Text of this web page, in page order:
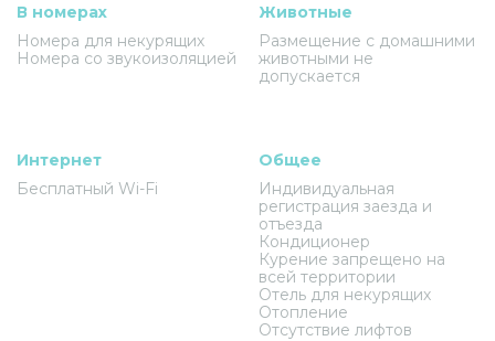
В номерах
Номера для некурящих
Номера со звукоизоляцией
Животные
Размещение с домашними
животными не
допускается
Интернет
Бесплатный Wi-Fi
Общее
Индивидуальная
регистрация заезда и
отъезда
Кондиционер
Курение запрещено на
всей территории
Отель для некурящих
Отопление
Отсутствие лифтов